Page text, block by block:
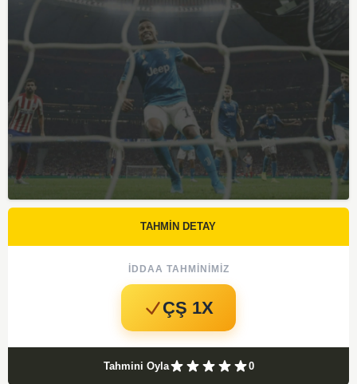
TAHMİN DETAY
İDDAA TAHMINIMIZ
ÇŞ 1X
Tahmini Oyla 0